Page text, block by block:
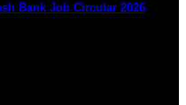
Bank Job Circular 2026